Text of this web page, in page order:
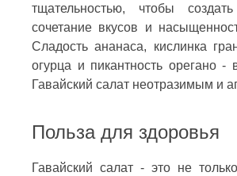
тщательностью, чтобы
сочетание вкусов и
Сладость ананаса, кислинка
огурца и пикантность орегано -
Гавайский салат неотразимым и
Польза для здоровья
Гавайский салат - это не